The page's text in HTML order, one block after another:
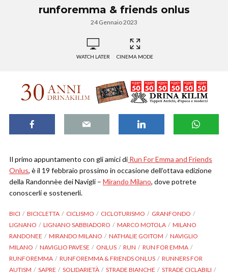
runforemma & friends onlus
24 Gennaio 2023
WATCH LATER CINEMA MODE
Il primo appuntamento con gli amici di Run For Emma and Friends
Onlus, è il 19 febbraio prossimo in occasione dell’ottava edizione
della Randonnèe dei Navigli – Mirando Milano, dove potrete
conoscerli e sostenerli.
BICI BICICLETTA CICLISMO CICLOTURISMO
GRANFONDO
LIGNANO
LIGNANO SABBIADORO MARCO MOTOLA
MILANO
RANDONEE
MIRANDO MILANO NATHALIE GOITOM
NAVIGLIO
MILANO
NAVIGLIO PAVESE ONLUS RUN
RUN FOR EMMA
RUNFOREMMA
RUNFOREMMA & FRIENDS ONLUS
RUNNERS FOR
AUTISM
SAPRE SOLIDARIETÀ STRADE BIANCHE
STRADE CICLABILI